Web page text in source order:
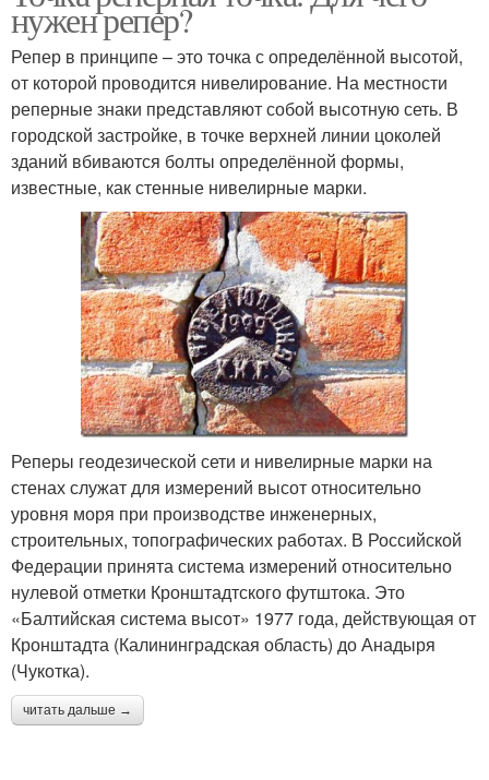
нужен репер?
Репер в принципе – это точка с определённой высотой,
от которой проводится нивелирование. На местности
реперные знаки представляют собой высотную сеть. В
городской застройке, в точке верхней линии цоколей
зданий вбиваются болты определённой формы,
известные, как стенные нивелирные марки.
Реперы геодезической сети и нивелирные марки на
стенах служат для измерений высот относительно
уровня моря при производстве инженерных,
строительных, топографических работах. В Российской
Федерации принята система измерений относительно
нулевой отметки Кронштадтского футштока. Это
«Балтийская система высот» 1977 года, действующая от
Кронштадта (Калининградская область) до Анадыря
(Чукотка).
читать дальше →